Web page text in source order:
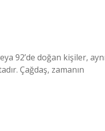
92’de doğan kişiler,
Çağdaş, zamanın